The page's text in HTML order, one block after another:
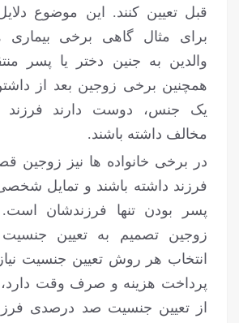
قبل تعیین کنند. این موضوع
برای مثال گاهی برخی بیماری
والدین به جنین دختر یا پسر
همچنین برخی زوجین بعد از
یک جنس، دوست دارند
مخالف داشته باشند.
در برخی خانواده ها نیز زوجین
پسر بودن تنها فرزندشان
انتخاب هر روش تعیین جنسیت
از تعیین جنسیت صد درصدی